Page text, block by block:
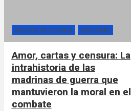
RELATOS EN LA ONDA SECCIONES
Amor, cartas y censura: La
intrahistoria de las
madrinas de guerra que
mantuvieron la moral en el
combate